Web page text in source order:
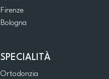
Firenze
Bologna
SPECIALITÀ
Ortodonzia